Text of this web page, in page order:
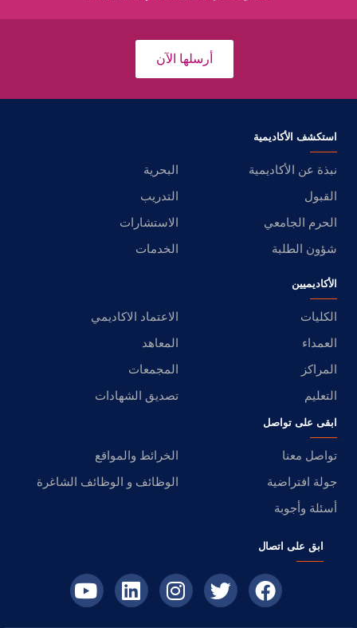
أرسلها الآن
استكشف الأكاديمية
نبذة عن الأكاديمية
البحرية
القبول
التدريب
الحرم الجامعي
الاستشارات
شؤون الطلبة
الخدمات
الأكاديميين
الكليات
الاعتماد الاكاديمي
العمداء
المعاهد
المراكز
المجمعات
التعليم
تصديق الشهادات
ابقى على تواصل
تواصل معنا
الخرائط والمواقع
جولة افتراضية
الوظائف و الوظائف الشاغرة
أسئلة وأجوبة
ابق على اتصال